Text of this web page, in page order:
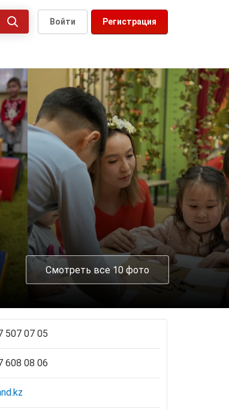
Регистрация
Войти
Смотреть все 10 фото
507 07 05
608 08 06